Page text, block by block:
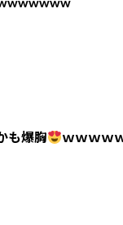
も爆胸 ｗｗｗｗ